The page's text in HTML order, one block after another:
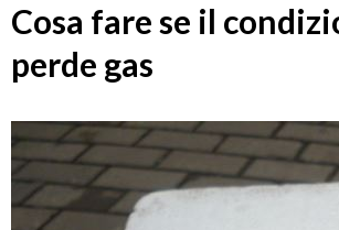
Cosa fare se il
perde gas